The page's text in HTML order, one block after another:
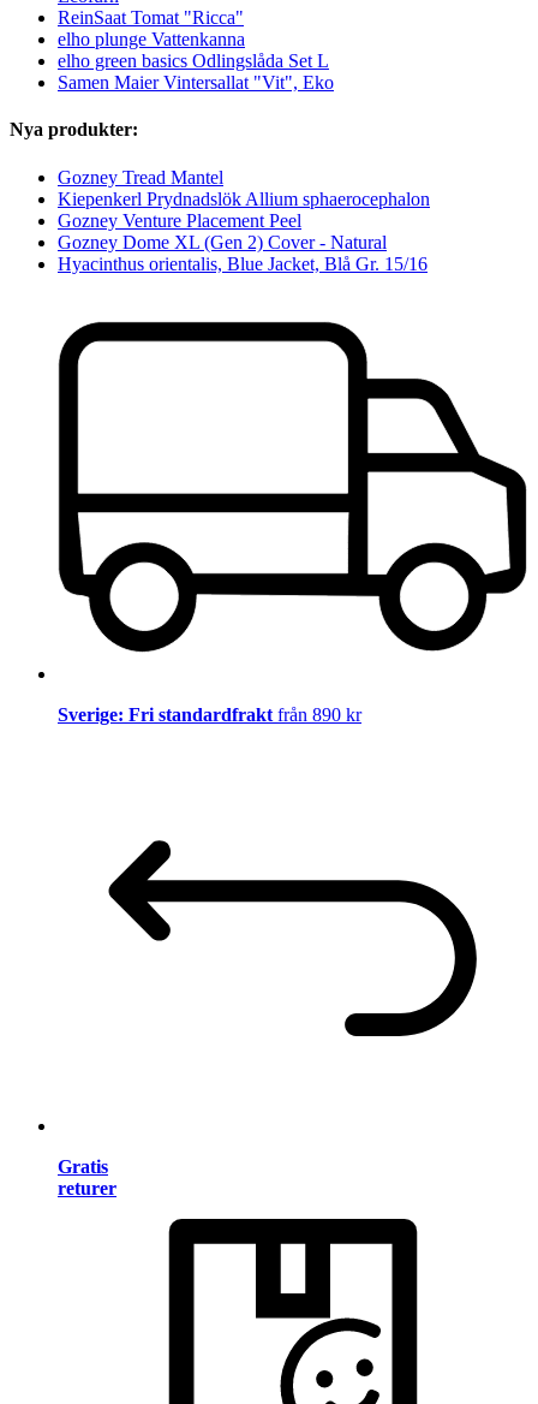
ReinSaat Tomat "Ricca"
elho plunge Vattenkanna
elho green basics Odlingslåda Set L
Samen Maier Vintersallat "Vit", Eko
Nya produkter:
Gozney Tread Mantel
Kiepenkerl Prydnadslök Allium sphaerocephalon
Gozney Venture Placement Peel
Gozney Dome XL (Gen 2) Cover - Natural
Hyacinthus orientalis, Blue Jacket, Blå Gr. 15/16
Sverige: Fri standardfrakt från 890 kr
Gratis
returer